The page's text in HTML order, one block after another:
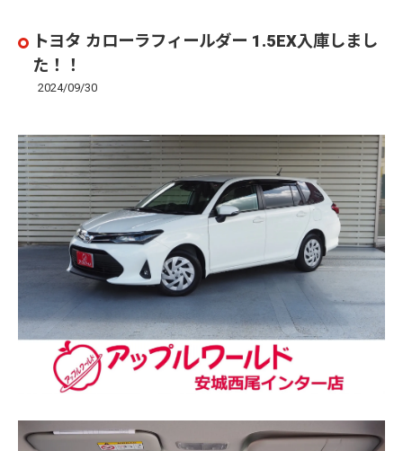
トヨタ カローラフィールダー 1.5EX入庫しまし
た！！
2024/09/30